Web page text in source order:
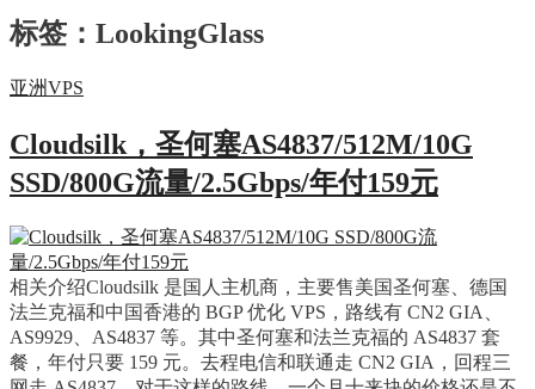
标签：LookingGlass
亚洲VPS
Cloudsilk，圣何塞AS4837/512M/10G
SSD/800G流量/2.5Gbps/年付159元
相关介绍Cloudsilk 是国人主机商，主要售美国圣何塞、德国
法兰克福和中国香港的 BGP 优化 VPS，路线有 CN2 GIA、
AS9929、AS4837 等。其中圣何塞和法兰克福的 AS4837 套
餐，年付只要 159 元。去程电信和联通走 CN2 GIA，回程三